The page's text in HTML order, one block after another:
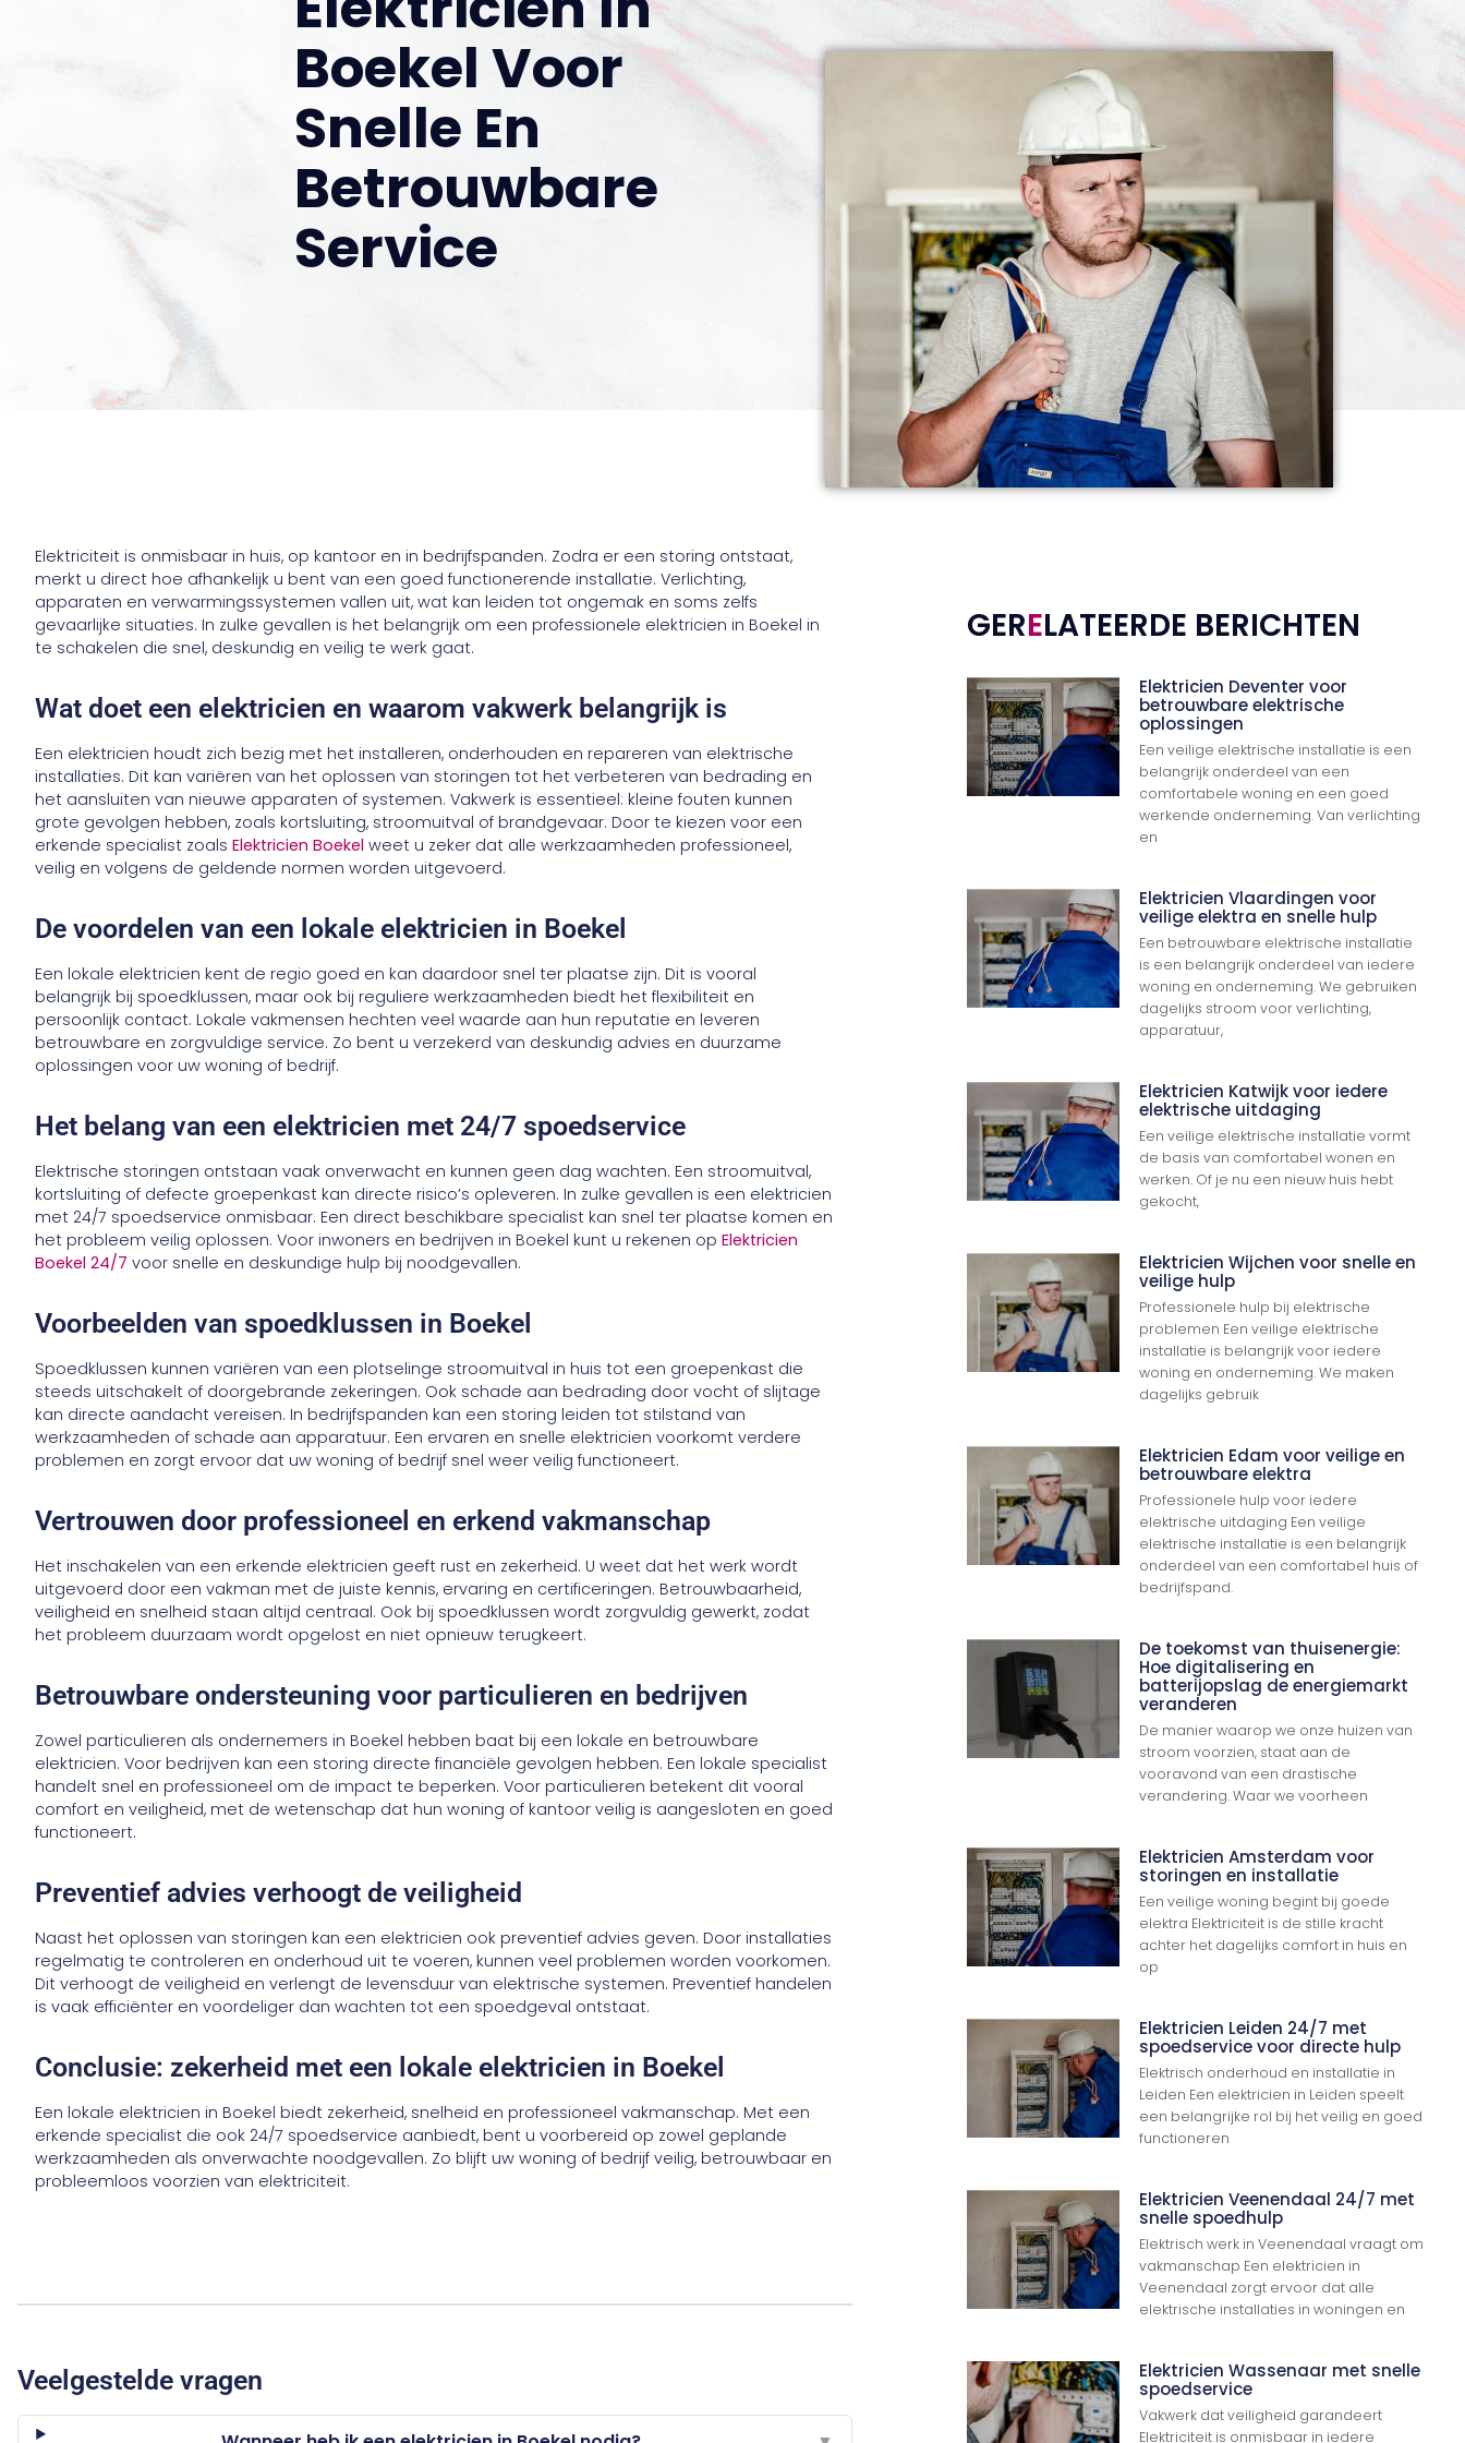
Boekel Voor
Snelle En
Betrouwbare
Service
Elektriciteit is onmisbaar in huis, op kantoor en in bedrijfspanden. Zodra er een storing ontstaat,
merkt u direct hoe afhankelijk u bent van een goed functionerende installatie. Verlichting,
apparaten en verwarmingssystemen vallen uit, wat kan leiden tot ongemak en soms zelfs
gevaarlijke situaties. In zulke gevallen is het belangrijk om een professionele elektricien in Boekel in
te schakelen die snel, deskundig en veilig te werk gaat.
Wat doet een elektricien en waarom vakwerk belangrijk is
Een elektricien houdt zich bezig met het installeren, onderhouden en repareren van elektrische
installaties. Dit kan variëren van het oplossen van storingen tot het verbeteren van bedrading en
het aansluiten van nieuwe apparaten of systemen. Vakwerk is essentieel: kleine fouten kunnen
grote gevolgen hebben, zoals kortsluiting, stroomuitval of brandgevaar. Door te kiezen voor een
erkende specialist zoalsElektricien Boekel weet u zeker dat alle werkzaamheden professioneel,
veilig en volgens de geldende normen worden uitgevoerd.
De voordelen van een lokale elektricien in Boekel
Een lokale elektricien kent de regio goed en kan daardoor snel ter plaatse zijn. Dit is vooral
belangrijk bij spoedklussen, maar ook bij reguliere werkzaamheden biedt het flexibiliteit en
persoonlijk contact. Lokale vakmensen hechten veel waarde aan hun reputatie en leveren
betrouwbare en zorgvuldige service. Zo bent u verzekerd van deskundig advies en duurzame
oplossingen voor uw woning of bedrijf.
Het belang van een elektricien met 24/7 spoedservice
Elektrische storingen ontstaan vaak onverwacht en kunnen geen dag wachten. Een stroomuitval,
kortsluiting of defecte groepenkast kan directe risico’s opleveren. In zulke gevallen is een elektricien
met 24/7 spoedservice onmisbaar. Een direct beschikbare specialist kan snel ter plaatse komen en
het probleem veilig oplossen. Voor inwoners en bedrijven in Boekel kunt u rekenen opElektricien
Boekel 24/7 voor snelle en deskundige hulp bij noodgevallen.
Voorbeelden van spoedklussen in Boekel
Spoedklussen kunnen variëren van een plotselinge stroomuitval in huis tot een groepenkast die
steeds uitschakelt of doorgebrande zekeringen. Ook schade aan bedrading door vocht of slijtage
kan directe aandacht vereisen. In bedrijfspanden kan een storing leiden tot stilstand van
werkzaamheden of schade aan apparatuur. Een ervaren en snelle elektricien voorkomt verdere
problemen en zorgt ervoor dat uw woning of bedrijf snel weer veilig functioneert.
Vertrouwen door professioneel en erkend vakmanschap
Het inschakelen van een erkende elektricien geeft rust en zekerheid. U weet dat het werk wordt
uitgevoerd door een vakman met de juiste kennis, ervaring en certificeringen. Betrouwbaarheid,
veiligheid en snelheid staan altijd centraal. Ook bij spoedklussen wordt zorgvuldig gewerkt, zodat
het probleem duurzaam wordt opgelost en niet opnieuw terugkeert.
Betrouwbare ondersteuning voor particulieren en bedrijven
Zowel particulieren als ondernemers in Boekel hebben baat bij een lokale en betrouwbare
elektricien. Voor bedrijven kan een storing directe financiële gevolgen hebben. Een lokale specialist
handelt snel en professioneel om de impact te beperken. Voor particulieren betekent dit vooral
comfort en veiligheid, met de wetenschap dat hun woning of kantoor veilig is aangesloten en goed
functioneert.
Preventief advies verhoogt de veiligheid
Naast het oplossen van storingen kan een elektricien ook preventief advies geven. Door installaties
regelmatig te controleren en onderhoud uit te voeren, kunnen veel problemen worden voorkomen.
Dit verhoogt de veiligheid en verlengt de levensduur van elektrische systemen. Preventief handelen
is vaak efficiënter en voordeliger dan wachten tot een spoedgeval ontstaat.
Conclusie: zekerheid met een lokale elektricien in Boekel
Een lokale elektricien in Boekel biedt zekerheid, snelheid en professioneel vakmanschap. Met een
erkende specialist die ook 24/7 spoedservice aanbiedt, bent u voorbereid op zowel geplande
werkzaamheden als onverwachte noodgevallen. Zo blijft uw woning of bedrijf veilig, betrouwbaar en
probleemloos voorzien van elektriciteit.
Veelgestelde vragen
GERELATEERDE BERICHTEN
Elektricien Deventer voor
betrouwbare elektrische
oplossingen
Een veilige elektrische installatie is een
belangrijk onderdeel van een
comfortabele woning en een goed
werkende onderneming. Van verlichting
en
Elektricien Vlaardingen voor
veilige elektra en snelle hulp
Een betrouwbare elektrische installatie
is een belangrijk onderdeel van iedere
woning en onderneming. We gebruiken
dagelijks stroom voor verlichting,
apparatuur,
Elektricien Katwijk voor iedere
elektrische uitdaging
Een veilige elektrische installatie vormt
de basis van comfortabel wonen en
werken. Of je nu een nieuw huis hebt
gekocht,
Elektricien Wijchen voor snelle en
veilige hulp
Professionele hulp bij elektrische
problemen Een veilige elektrische
installatie is belangrijk voor iedere
woning en onderneming. We maken
dagelijks gebruik
Elektricien Edam voor veilige en
betrouwbare elektra
Professionele hulp voor iedere
elektrische uitdaging Een veilige
elektrische installatie is een belangrijk
onderdeel van een comfortabel huis of
bedrijfspand.
De toekomst van thuisenergie:
Hoe digitalisering en
batterijopslag de energiemarkt
veranderen
De manier waarop we onze huizen van
stroom voorzien, staat aan de
vooravond van een drastische
verandering. Waar we voorheen
Elektricien Amsterdam voor
storingen en installatie
Een veilige woning begint bij goede
elektra Elektriciteit is de stille kracht
achter het dagelijks comfort in huis en
op
Elektricien Leiden 24/7 met
spoedservice voor directe hulp
Elektrisch onderhoud en installatie in
Leiden Een elektricien in Leiden speelt
een belangrijke rol bij het veilig en goed
functioneren
Elektricien Veenendaal 24/7 met
snelle spoedhulp
Elektrisch werk in Veenendaal vraagt om
vakmanschap Een elektricien in
Veenendaal zorgt ervoor dat alle
elektrische installaties in woningen en
Elektricien Wassenaar met snelle
spoedservice
Vakwerk dat veiligheid garandeert
Elektriciteit is onmisbaar in iedere